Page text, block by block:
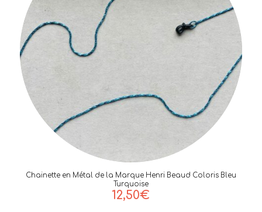
Chainette en Métal de la Marque Henri Beaud Coloris Bleu
Turquoise
12,50€